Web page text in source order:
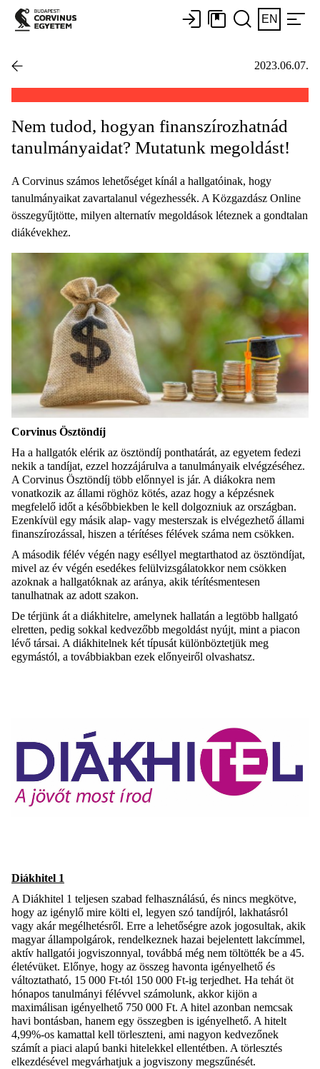
EN
2023.06.07.
Nem tudod, hogyan finanszírozhatnád
tanulmányaidat? Mutatunk megoldást!
A Corvinus számos lehetőséget kínál a hallgatóinak, hogy
tanulmányaikat zavartalanul végezhessék. A Közgazdász Online
összegyűjtötte, milyen alternatív megoldások léteznek a gondtalan
diákévekhez.
Corvinus Ösztöndíj
Ha a hallgatók elérik az ösztöndíj ponthatárát, az egyetem fedezi
nekik a tandíjat, ezzel hozzájárulva a tanulmányaik elvégzéséhez.
A Corvinus Ösztöndíj több előnnyel is jár. A diákokra nem
vonatkozik az állami röghöz kötés, azaz hogy a képzésnek
megfelelő időt a későbbiekben le kell dolgozniuk az országban.
Ezenkívül egy másik alap- vagy mesterszak is elvégezhető állami
finanszírozással, hiszen a térítéses félévek száma nem csökken.
A második félév végén nagy eséllyel megtarthatod az ösztöndíjat,
mivel az év végén esedékes felülvizsgálatokkor nem csökken
azoknak a hallgatóknak az aránya, akik térítésmentesen
tanulhatnak az adott szakon.
De térjünk át a diákhitelre, amelynek hallatán a legtöbb hallgató
elretten, pedig sokkal kedvezőbb megoldást nyújt, mint a piacon
lévő társai. A diákhitelnek két típusát különböztetjük meg
egymástól, a továbbiakban ezek előnyeiről olvashatsz.
Diákhitel 1
A Diákhitel 1 teljesen szabad felhasználású, és nincs megkötve,
hogy az igénylő mire költi el, legyen szó tandíjról, lakhatásról
vagy akár megélhetésről. Erre a lehetőségre azok jogosultak, akik
magyar állampolgárok, rendelkeznek hazai bejelentett lakcímmel,
aktív hallgatói jogviszonnyal, továbbá még nem töltötték be a 45.
életévüket. Előnye, hogy az összeg havonta igényelhető és
változtatható, 15 000 Ft-tól 150 000 Ft-ig terjedhet. Ha tehát öt
hónapos tanulmányi félévvel számolunk, akkor kijön a
maximálisan igényelhető 750 000 Ft. A hitel azonban nemcsak
havi bontásban, hanem egy összegben is igényelhető. A hitelt
4,99%-os kamattal kell törleszteni, ami nagyon kedvezőnek
számít a piaci alapú banki hitelekkel ellentétben. A törlesztés
elkezdésével megvárhatjuk a jogviszony megszűnését.